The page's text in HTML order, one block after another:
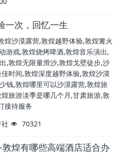
一次，回忆一生
煌沙漠露营,敦煌越野体验,敦煌篝火
游戏,敦煌烧烤啤酒,敦煌音乐演出,
,敦煌无限量滑沙,敦煌戈壁徒步,沙
时间,敦煌深度越野体验,敦煌沙漠
钱,敦煌哪里可以沙漠露营,敦煌旅
旅游淡季是哪几个月,甘肃旅游,敦
接待服务
70321
煌有哪些高端酒店适合办